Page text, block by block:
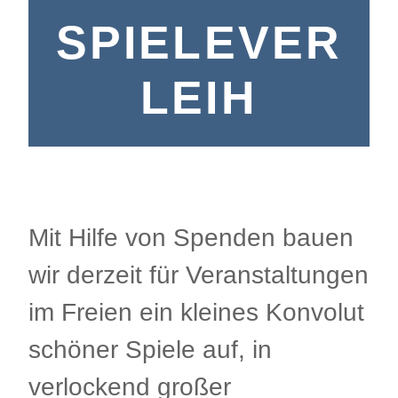
SPIELEVER
LEIH
Mit Hilfe von Spenden bauen
wir derzeit für Veranstaltungen
im Freien ein kleines Konvolut
schöner Spiele auf, in
verlockend großer